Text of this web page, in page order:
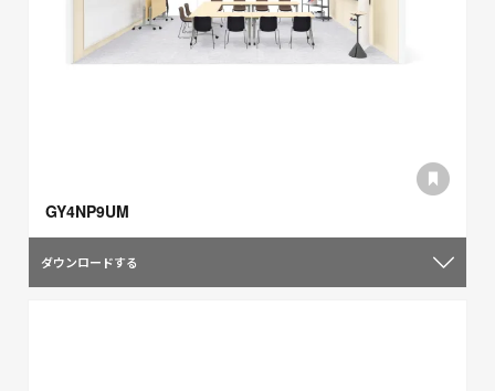
GY4NP9UM
ダウンロードする